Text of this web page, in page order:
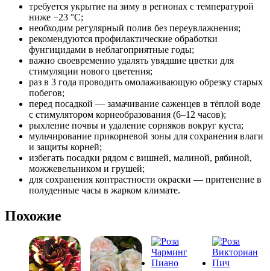
требуется укрытие на зиму в регионах с температурой
ниже −23 °C;
необходим регулярный полив без переувлажнения;
рекомендуются профилактические обработки
фунгицидами в неблагоприятные годы;
важно своевременно удалять увядшие цветки для
стимуляции нового цветения;
раз в 3 года проводить омолаживающую обрезку старых
побегов;
перед посадкой — замачивание саженцев в тёплой воде
с стимулятором корнеобразования (6–12 часов);
рыхление почвы и удаление сорняков вокруг куста;
мульчирование прикорневой зоны для сохранения влаги
и защиты корней;
избегать посадки рядом с вишней, малиной, рябиной,
можжевельником и грушей;
для сохранения контрастности окраски — притенение в
полуденные часы в жарком климате.
Похожие